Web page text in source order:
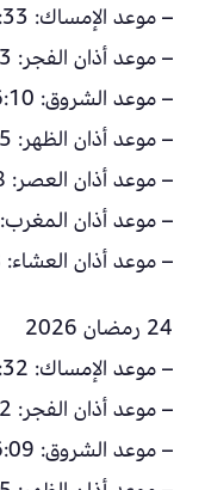
– موعد الإمساك: 4:33 صباحاً،
– موعد أذان الفجر: 4:43 صباحاً،
– موعد الشروق: 6:10 صباحاً،
– موعد أذان الظهر: 12:05 مساءً،
– موعد أذان العصر: 3:28 مساءً،
– موعد أذان المغرب: 6:01 مساءً،
– موعد أذان العشاء: 7:18 مساءً.
24 رمضان 2026
– موعد الإمساك: 4:32 صباحاً،
– موعد أذان الفجر: 4:42 صباحاً،
– موعد الشروق: 6:09 صباحاً،